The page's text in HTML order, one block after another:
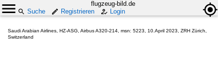
flugzeug-bild.de
Suche
Registrieren Login
Saudi Arabian Airlines, HZ-ASG, Airbus A320-214, msn: 5223, 10.April 2023, ZRH Zürich,
Switzerland